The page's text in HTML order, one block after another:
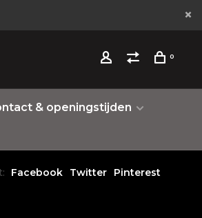
0
& openingstijden
Facebook Twitter Pinterest